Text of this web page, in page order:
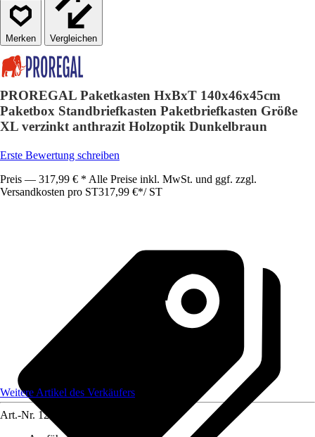
Vergleichen
PROREGAL Paketkasten HxBxT 140x46x45cm
Paketbox Standbriefkasten Paketbriefkasten Größe
XL verzinkt anthrazit Holzoptik Dunkelbraun
Erste Bewertung schreiben
Preis — 317,99 € * Alle Preise inkl. MwSt. und ggf. zzgl.
Versandkosten pro ST317,99 €*/ ST
Weitere Artikel des Verkäufers
Art.-Nr. 12585378